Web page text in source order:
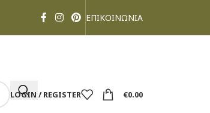
ΕΠΙΚΟΙΝΩΝΙΑ
LOGIN / REGISTER €0.00